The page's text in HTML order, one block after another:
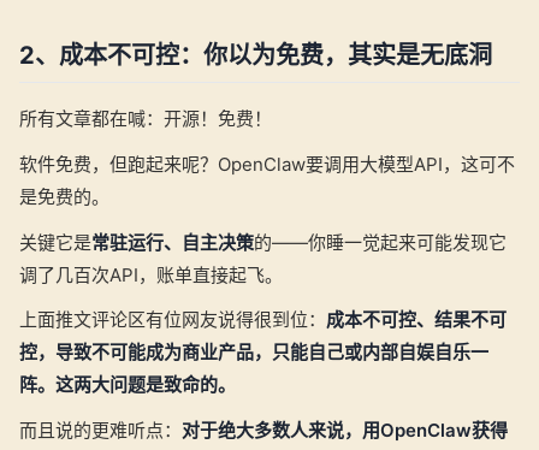
2、成本不可控：你以为免费，其实是无底洞
所有文章都在喊：开源！免费！
软件免费，但跑起来呢？OpenClaw要调用大模型API，这可不
是免费的。
关键它是常驻运行、自主决策的——你睡一觉起来可能发现它
调了几百次API，账单直接起飞。
上面推文评论区有位网友说得很到位： 成本不可控、结果不可
控，导致不可能成为商业产品，只能自己或内部自娱自乐一
阵。这两大问题是致命的。
而且说的更难听点： 对于绝大多数人来说，用OpenClaw获得